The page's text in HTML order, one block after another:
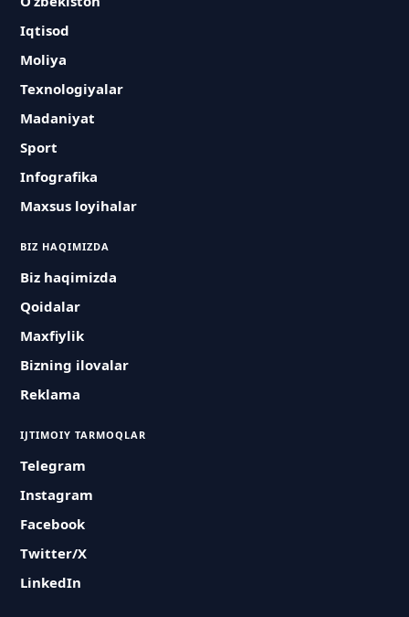
Iqtisod
Moliya
Texnologiyalar
Madaniyat
Sport
Infografika
Maxsus loyihalar
BIZ HAQIMIZDA
Biz haqimizda
Qoidalar
Maxfiylik
Bizning ilovalar
Reklama
IJTIMOIY TARMOQLAR
Telegram
Instagram
Facebook
Twitter/X
LinkedIn